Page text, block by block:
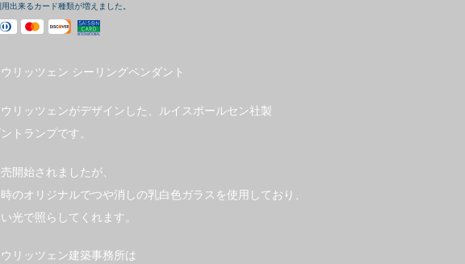
出来るカード種類が増えました。
リッツェン シーリングペンダント
リッツェンがデザインした、ルイスポールセン社製
トランプです。
開始されましたが、
のオリジナルでつや消しの乳白色ガラスを使用しており、
光で照らしてくれます。
リッツェン建築事務所は